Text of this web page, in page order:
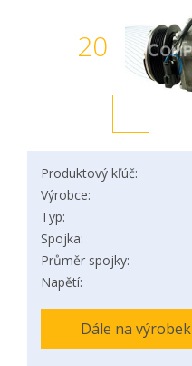
20
Produktový kľúč:
Výrobce:
Typ:
Spojka:
Průměr spojky:
Napětí:
Dále na výrobek